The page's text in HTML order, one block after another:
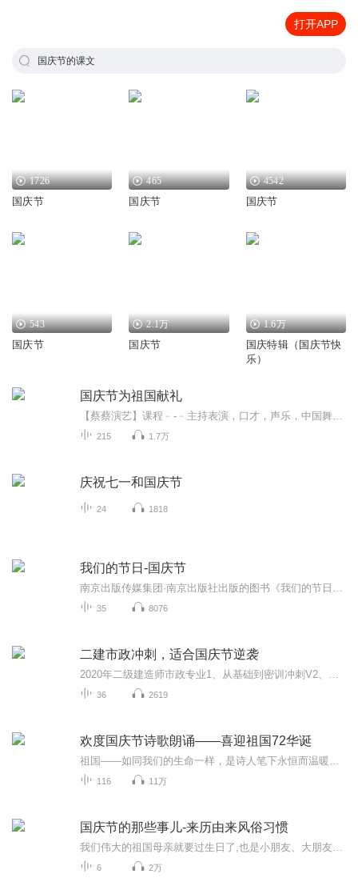
打开APP
国庆节的课文
1726
国庆节
465
国庆节
4542
国庆节
543
国庆节
2.1万
国庆节
1.6万
国庆特辑（国庆节快
乐）
国庆节为祖国献礼
215 1.7万
庆祝七一和国庆节
24 1818
我们的节日-国庆节
35 8076
二建市政冲刺，适合国庆节逆袭
36 2619
欢度国庆节诗歌朗诵——喜迎祖国72华诞
116 11万
国庆节的那些事儿-来历由来风俗习惯
6 2万